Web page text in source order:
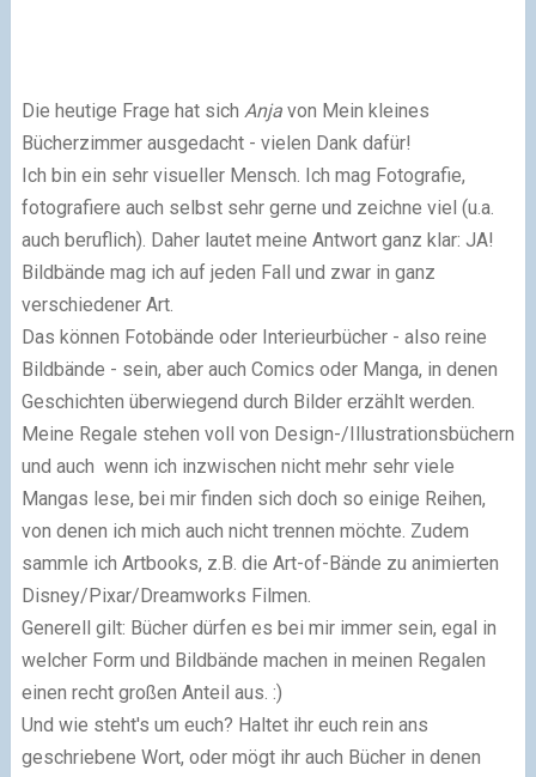
Die heutige Frage hat sich Anjavon Mein kleines
Bücherzimmer ausgedacht - vielen Dank dafür!
Ich bin ein sehr visueller Mensch. Ich mag Fotografie,
fotografiere auch selbst sehr gerne und zeichne viel (u.a.
auch beruflich). Daher lautet meine Antwort ganz klar: JA!
Bildbände mag ich auf jeden Fall und zwar in ganz
verschiedener Art.
Das können Fotobände oder Interieurbücher - also reine
Bildbände - sein, aber auch Comics oder Manga, in denen
Geschichten überwiegend durch Bilder erzählt werden.
Meine Regale stehen voll von Design-/Illustrationsbüchern
und auch wenn ich inzwischen nicht mehr sehr viele
Mangas lese, bei mir finden sich doch so einige Reihen,
von denen ich mich auch nicht trennen möchte. Zudem
sammle ich Artbooks, z.B. die Art-of-Bände zu animierten
Disney/Pixar/Dreamworks Filmen.
Generell gilt: Bücher dürfen es bei mir immer sein, egal in
welcher Form und Bildbände machen in meinen Regalen
einen recht großen Anteil aus. :)
Und wie steht's um euch? Haltet ihr euch rein ans
geschriebene Wort, oder mögt ihr auch Bücher in denen